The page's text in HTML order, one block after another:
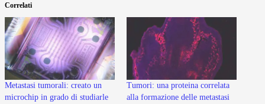
Correlati
Metastasi tumorali: creato un
microchip in grado di studiarle
Tumori: una proteina correlata
alla formazione delle metastasi